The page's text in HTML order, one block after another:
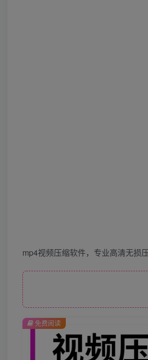
mp4视频压缩软件，专业高清无损
免费阅读